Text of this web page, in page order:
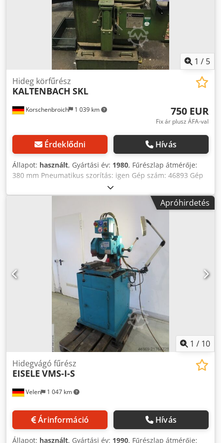
1 / 5
Korschenbroich 1 039 km
Hideg körfűrész
KALTENBACH SKL
750 EUR
Fix ár plusz ÁFA-val
Érdeklődni Hívás
Állapot: használt, Gyártási év: 1980, Fűrészlap átmérője:
380 mm Pneumatikus szorítás: igen Gép szám: 46893 Gép
súlya: kb. 1,3 t Dsdpsd N Sm Djfx Aizjck +++++ Felhívjuk
figyelmét, hogy a gép szétszerelt és berakodásra kész
állapotban van. Emiatt áram alatti bemutatásra vagy videó
készítésére nincs lehetőség. Hirdetésünk a lehető legjobb
minőségű, leginkább kifejező fotókat tartalmazza. További
képek küldésére sajnos nincs mód. +++++
Apróhirdetés
1 / 10
Velen 1 047 km
Hidegvágó fűrész
EISELE VMS-I-S
Árinformáció Hívás
Állapot: használt, Gyártási év: 1990, Fűrészlap átmérője: